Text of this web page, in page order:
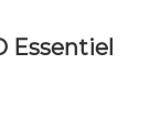
Essentiel